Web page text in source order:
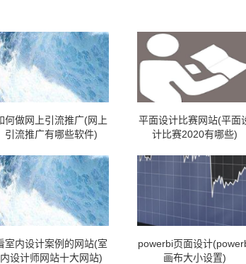
何做网上引流推广(网上
引流推广有哪些软件)
平面设计比赛网站(平面
计比赛2020有哪些)
室内设计案例的网站(室
内设计师网站十大网站)
powerbi页面设计
画布大小设置)